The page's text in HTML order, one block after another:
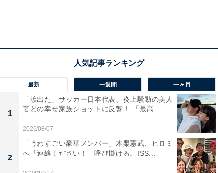
最新 一週間 一ヶ月
1
「涙出た」サッカー日本代表、炎上騒動の美人
妻との幸せ家族ショットに反響！ 「最高...
2026/08/07
2
「うわすごい豪華メンバー」木梨憲武、ヒロミ
へ「連絡ください！」呼び掛ける。ISS...